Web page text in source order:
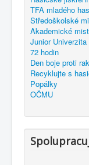
TFA mladého
Středoškolské
Akademické
Junior Univerzita
72 hodin
Den boje proti
Recyklujte s
Popálky
OČMU